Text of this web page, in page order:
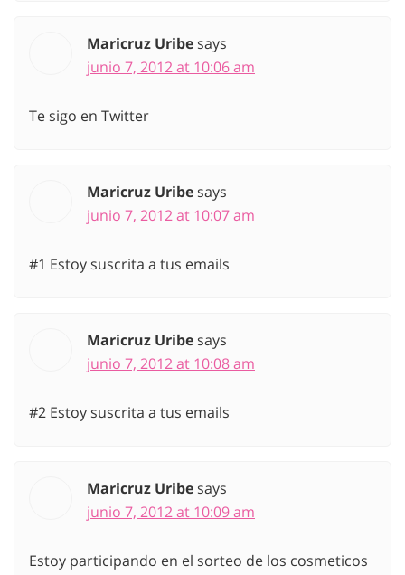
Maricruz Uribesays
junio 7, 2012 at 10:06 am
Te sigo en Twitter
Maricruz Uribesays
junio 7, 2012 at 10:07 am
#1 Estoy suscrita a tus emails
Maricruz Uribesays
junio 7, 2012 at 10:08 am
#2 Estoy suscrita a tus emails
Maricruz Uribesays
junio 7, 2012 at 10:09 am
Estoy participando en el sorteo de los cosmeticos